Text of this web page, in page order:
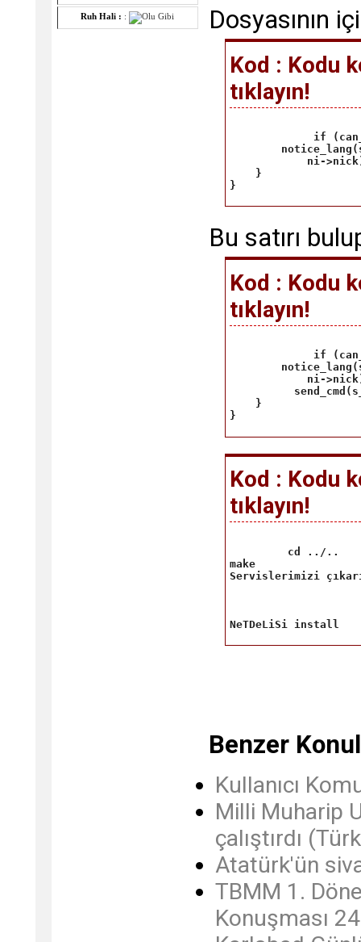
Ruh Hali : : Dosyasının
Kod : Kodu
tıklayın!
if
ni-
    }
}
Bu satırı
Kod : Kodu
tıklayın!
if
ni-
    }
}
Kod : Kodu
tıklayın!
cd ../..
make
Servislerimizi
NeTDeLiSi install
Benzer
Kullanıcı
Milli Muharip
çalıştırdı
Atatürk'ün
TBMM 1.
Konuşması